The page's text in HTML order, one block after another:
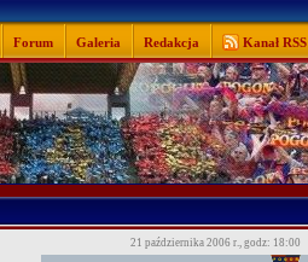
Forum Galeria Redakcja Kanał RSS
21 października 2006 r., godz: 18:00